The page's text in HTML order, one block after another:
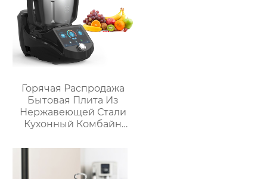
Горячая Распродажа
Бытовая Плита Из
Нержавеющей Стали
Кухонный Комбайн
Кухонный Комбайн
Робот De Cocina